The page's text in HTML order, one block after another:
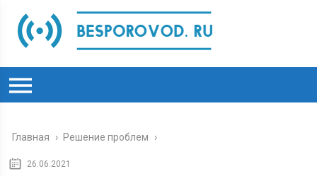
Главная › Решение проблем ›
26.06.2021